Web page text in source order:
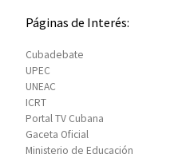
Páginas de Interés:
Cubadebate
UPEC
UNEAC
ICRT
Portal TV Cubana
Gaceta Oficial
Ministerio de Educación